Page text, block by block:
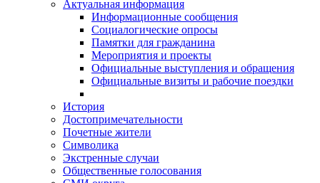
Актуальная информация
Информационные сообщения
Социалогические опросы
Памятки для гражданина
Мероприятия и проекты
Официальные выступления и обращения
Официальные визиты и рабочие поездки
История
Достопримечательности
Почетные жители
Символика
Экстренные случаи
Общественные голосования